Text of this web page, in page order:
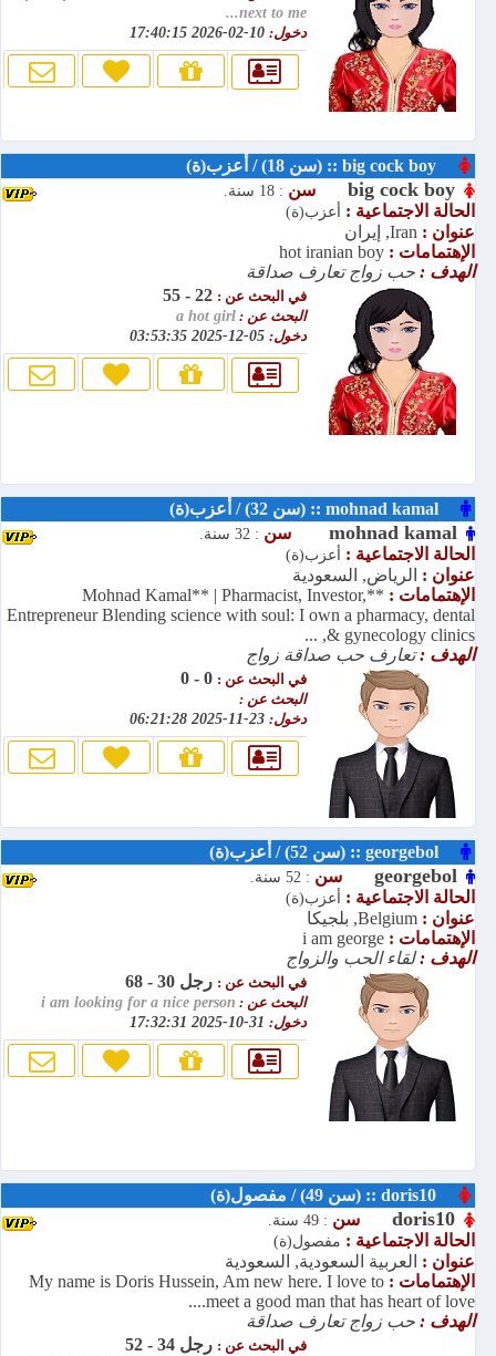
next to me...
دخول:
big cock boy :: (سن 18) / أعزب(ة)
big cock boy سن : 18 سنة.
الحالة الاجتماعية : أعزب(ة)
عنوان : Iran, إيران
الإهتمامات : hot iranian boy
الهدف : حب زواج تعارف صداقة
في البحث عن :
البحث عن : a hot girl
دخول:
mohnad kamal :: (سن 32) / أعزب(ة)
mohnad kamal سن : 32 سنة.
الحالة الاجتماعية : أعزب(ة)
عنوان : الرياض, السعودية
الإهتمامات :
**Mohnad Kamal** | Pharmacist, Investor,
Entrepreneur Blending science with soul: I own a pharmacy, dental
& gynecology clinics, ...
الهدف :تعارف حب صداقة زواج
في البحث عن :
البحث عن :
دخول:
georgebol :: (سن 52) / أعزب(ة)
georgebol سن : 52 سنة.
الحالة الاجتماعية : أعزب(ة)
عنوان : Belgium, بلجيكا
الإهتمامات : i am george
الهدف :لقاء الحب والزواج
في البحث عن : رجل 30 - 68
البحث عن : i am looking for a nice person
دخول:
doris10 :: (سن 49) / مفصول(ة)
doris10 سن : 49 سنة.
الحالة الاجتماعية : مفصول(ة)
عنوان : العربية السعودية, السعودية
الإهتمامات : My name is Doris Hussein, Am new here. I love to
meet a good man that has heart of love....
الهدف : حب زواج تعارف صداقة
في البحث عن : رجل 34 - 52